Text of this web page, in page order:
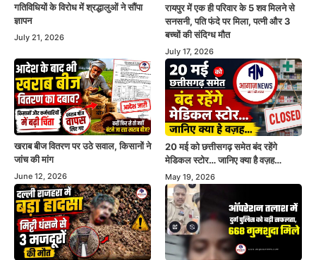
गतिविधियों के विरोध में श्रद्धालुओं ने सौंपा
ज्ञापन
July 21, 2026
रायपुर में एक ही परिवार के 5 शव मिलने से
सनसनी, पति फंदे पर मिला, पत्नी और 3
बच्चों की संदिग्ध मौत
July 17, 2026
खराब बीज वितरण पर उठे सवाल, किसानों ने
जांच की मांग
June 12, 2026
20 मई को छत्तीसगढ़ समेत बंद रहेंगे
मेडिकल स्टोर… जानिए क्या है वज़ह…
May 19, 2026